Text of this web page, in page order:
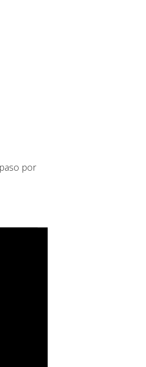
por